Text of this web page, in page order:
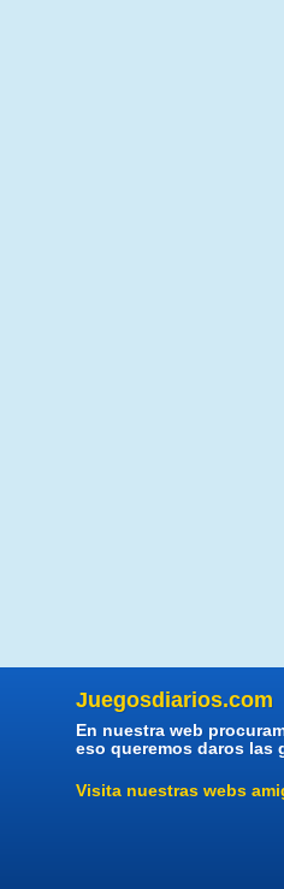
Juegosdiarios.com
En nuestra web
eso queremos daros las
Visita nuestras webs